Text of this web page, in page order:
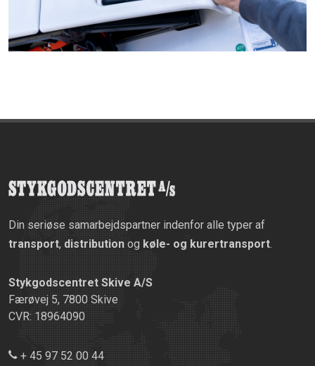
Din seriøse samarbejdspartner indenfor alle typer af
transport, distribution og køle- og kurertransport
Stykgodscentret Skive A/S
Færøvej 5, 7800 Skive
CVR: 18964090
+ 45 97 52 00 44